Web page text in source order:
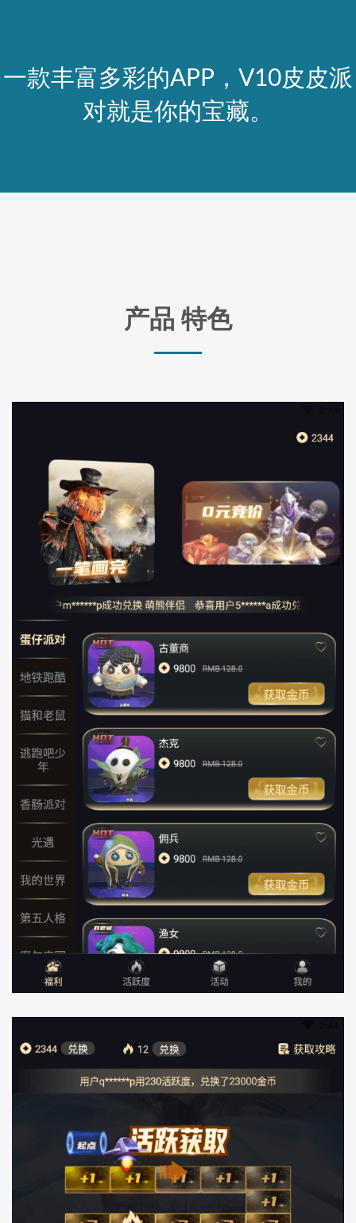
一款丰富多彩的APP，V10皮皮派
对就是你的宝藏。
产品 特色